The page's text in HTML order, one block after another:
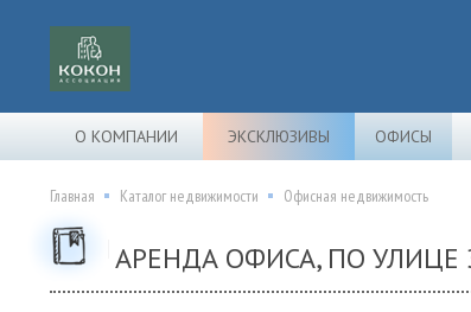
О КОМПАНИИ ЭКСКЛЮЗИВЫ ОФИСЫ
Главная Каталог недвижимости Офисная недвижимость
АРЕНДА ОФИСА, ПО